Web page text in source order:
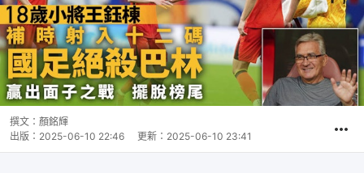
撰文： 顏銘輝
出版： 2025-06-10 22:46 更新： 2025-06-10 23:41